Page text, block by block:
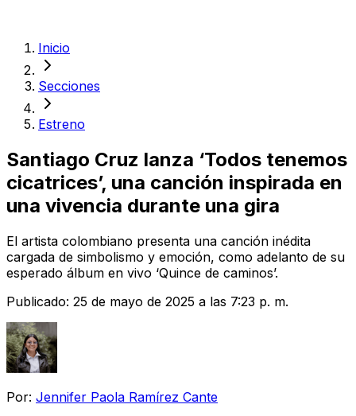
Inicio
Secciones
Estreno
Santiago Cruz lanza ‘Todos tenemos
cicatrices’, una canción inspirada en
una vivencia durante una gira
El artista colombiano presenta una canción inédita
cargada de simbolismo y emoción, como adelanto de su
esperado álbum en vivo ‘Quince de caminos’.
Publicado: 25 de mayo de 2025 a las 7:23 p. m.
Por: Jennifer Paola Ramírez Cante